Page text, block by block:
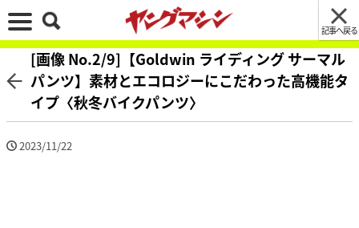
記事へ戻る
[画像 No.2/9]【Goldwin ライディング サーマル
パンツ】素材とエコロジーにこだわった高機能タ
イプ〈秋冬バイクパンツ〉
2023/11/22